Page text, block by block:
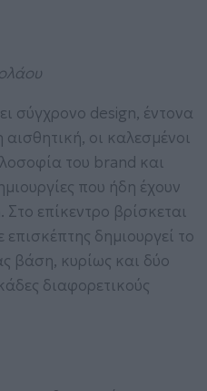
σύγχρονο design, έντονα
οι καλεσμένοι
του brand και
που ήδη έχουν
επίκεντρο βρίσκεται
επισκέπτης δημιουργεί το
βάση, κυρίως και δύο
διαφορετικούς